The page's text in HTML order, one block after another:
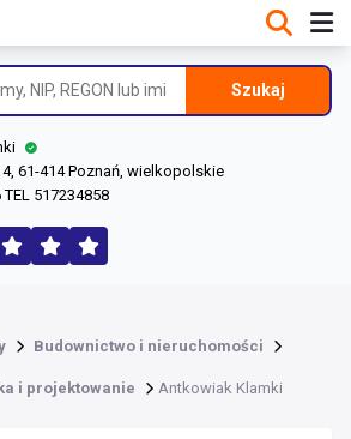
Szukaj
61-414 Poznań, wielkopolskie
517234858
Budownictwo i nieruchomości
i projektowanie Antkowiak Klamki